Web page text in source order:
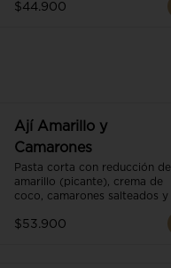
$44.900
Ají Amarillo y
Camarones
Pasta corta con reducción
amarillo (picante), crema de
coco, camarones salteados y
$53.900